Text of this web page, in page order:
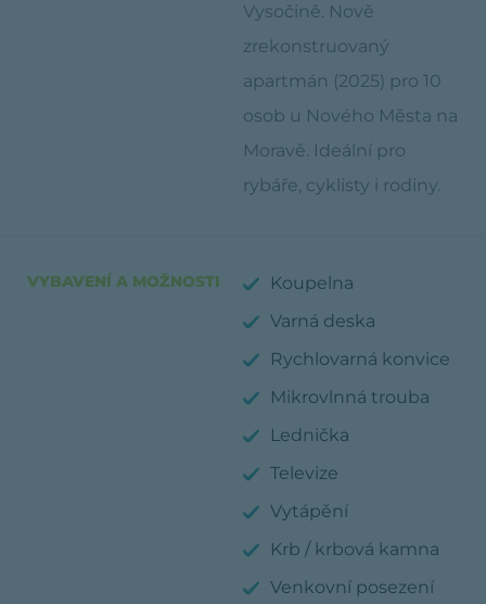
Vysočině. Nově
zrekonstruovaný
apartmán (2025) pro 10
osob u Nového Města na
Moravě. Ideální pro
rybáře, cyklisty i rodiny.
VYBAVENÍ A MOŽNOSTI
Koupelna
Varná deska
Rychlovarná konvice
Mikrovlnná trouba
Lednička
Televize
Vytápění
Krb / krbová kamna
Venkovní posezení